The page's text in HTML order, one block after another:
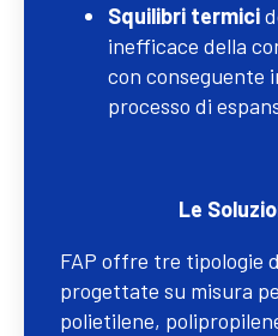
Squilibri termici
inefficace della
con conseguente
processo di
Le
FAP offre tre tipologie
progettate su misura
polietilene,